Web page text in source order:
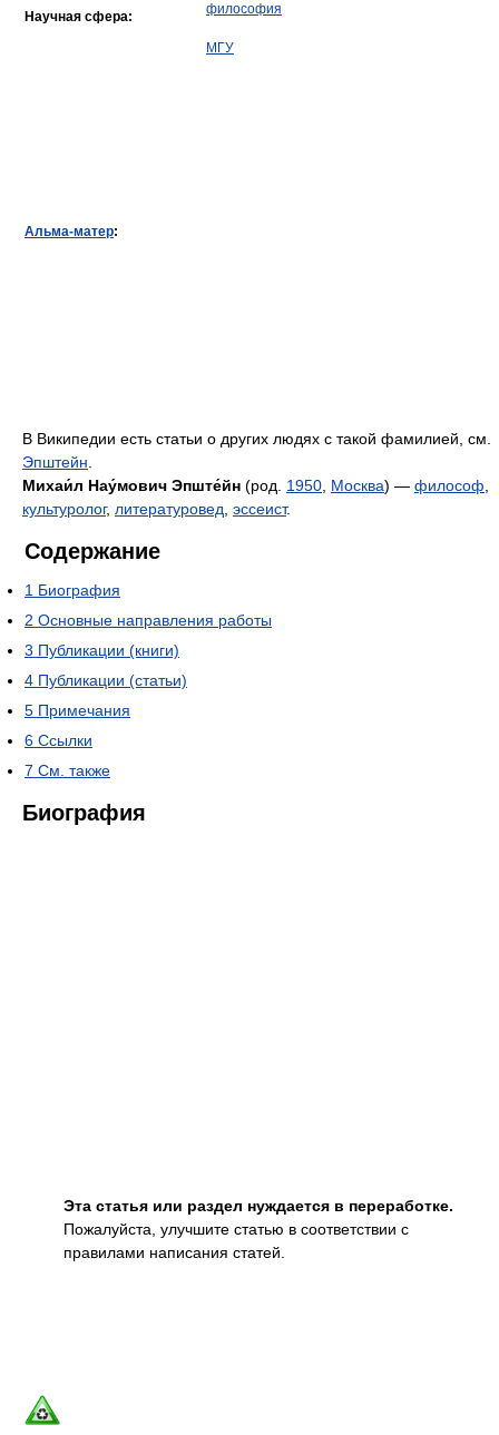
Научная сфера: философия
Альма-матер:
МГУ
В Википедии есть статьи о других людях с такой фамилией, см.
Эпштейн
Михаи́л Нау́мович Эпште́йн (род. 1950 Москва) — философ
культуролог, литературовед эссеист.
Содержание
1 Биография
2 Oсновные направления работы
3 Публикации (книги)
4 Публикации (статьи)
5 Примечания
6 Ссылки
7 См. также
Биография
Эта статья или раздел нуждается в переработке.
Пожалуйста, улучшите статью в соответствии с
правилами написания статей.